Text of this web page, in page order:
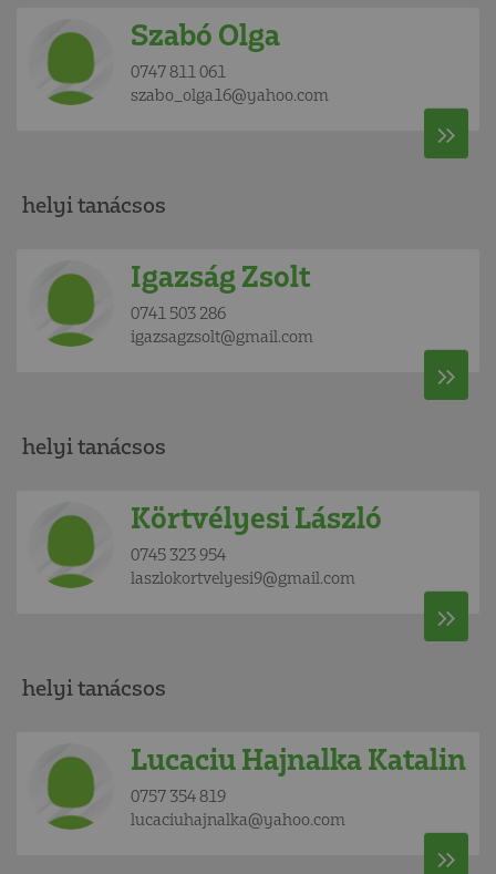
Szabó Olga
0747 811 061
szabo_olga16@yahoo.com
helyi tanácsos
Igazság Zsolt
0741 503 286
igazsagzsolt@gmail.com
helyi tanácsos
Körtvélyesi László
0745 323 954
laszlokortvelyesi9@gmail.com
helyi tanácsos
Lucaciu Hajnalka Katalin
0757 354 819
lucaciuhajnalka@yahoo.com